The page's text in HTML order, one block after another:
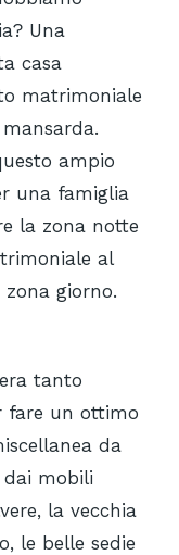
Una
casa
matrimoniale
ampio
una famiglia
la zona notte
al
giorno.
tanto
fare un ottimo
da
mobili
la vecchia
le belle sedie